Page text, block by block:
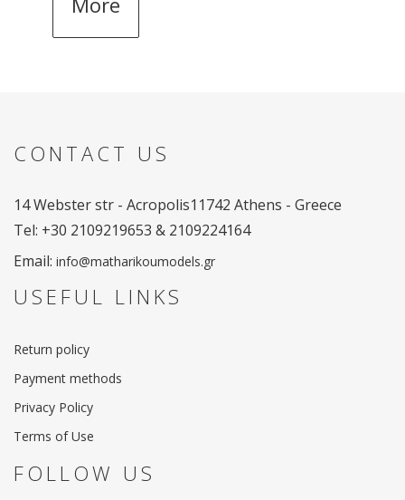
CONTACT US
14 Webster str - Acropolis11742 Athens - Greece
Tel: +30 2109219653 & 2109224164
Email: info@matharikoumodels.gr
USEFUL LINKS
Return policy
Payment methods
Privacy Policy
Terms of Use
FOLLOW US